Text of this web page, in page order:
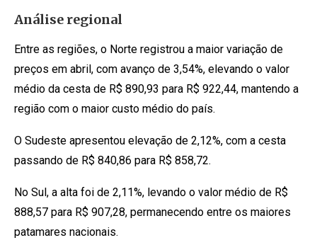
Análise regional
Entre as regiões, o Norte registrou a maior variação de
preços em abril, com avanço de 3,54%, elevando o valor
médio da cesta de R$ 890,93 para R$ 922,44, mantendo a
região com o maior custo médio do país.
O Sudeste apresentou elevação de 2,12%, com a cesta
passando de R$ 840,86 para R$ 858,72.
No Sul, a alta foi de 2,11%, levando o valor médio de R$
888,57 para R$ 907,28, permanecendo entre os maiores
patamares nacionais.